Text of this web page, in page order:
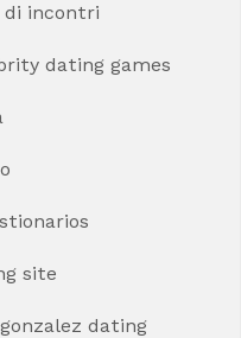
di incontri
dating games
site
dating